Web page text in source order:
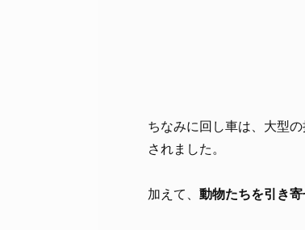
ちなみに回し車は、大型
されました。
加えて、 動物たちを引き